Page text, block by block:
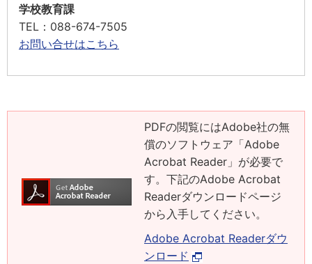
学校教育課
TEL ：088-674-7505
お問い合せはこちら
PDFの閲覧にはAdobe社の無
償のソフトウェア「Adobe
Acrobat Reader」が必要で
す。下記のAdobe Acrobat
Readerダウンロードページ
から入手してください。
Adobe Acrobat Readerダウ
ンロード